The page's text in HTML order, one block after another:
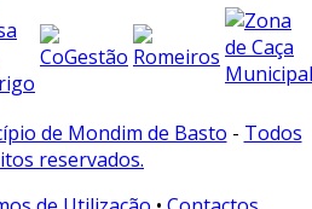
de Mondim de Basto - Todos
reservados.